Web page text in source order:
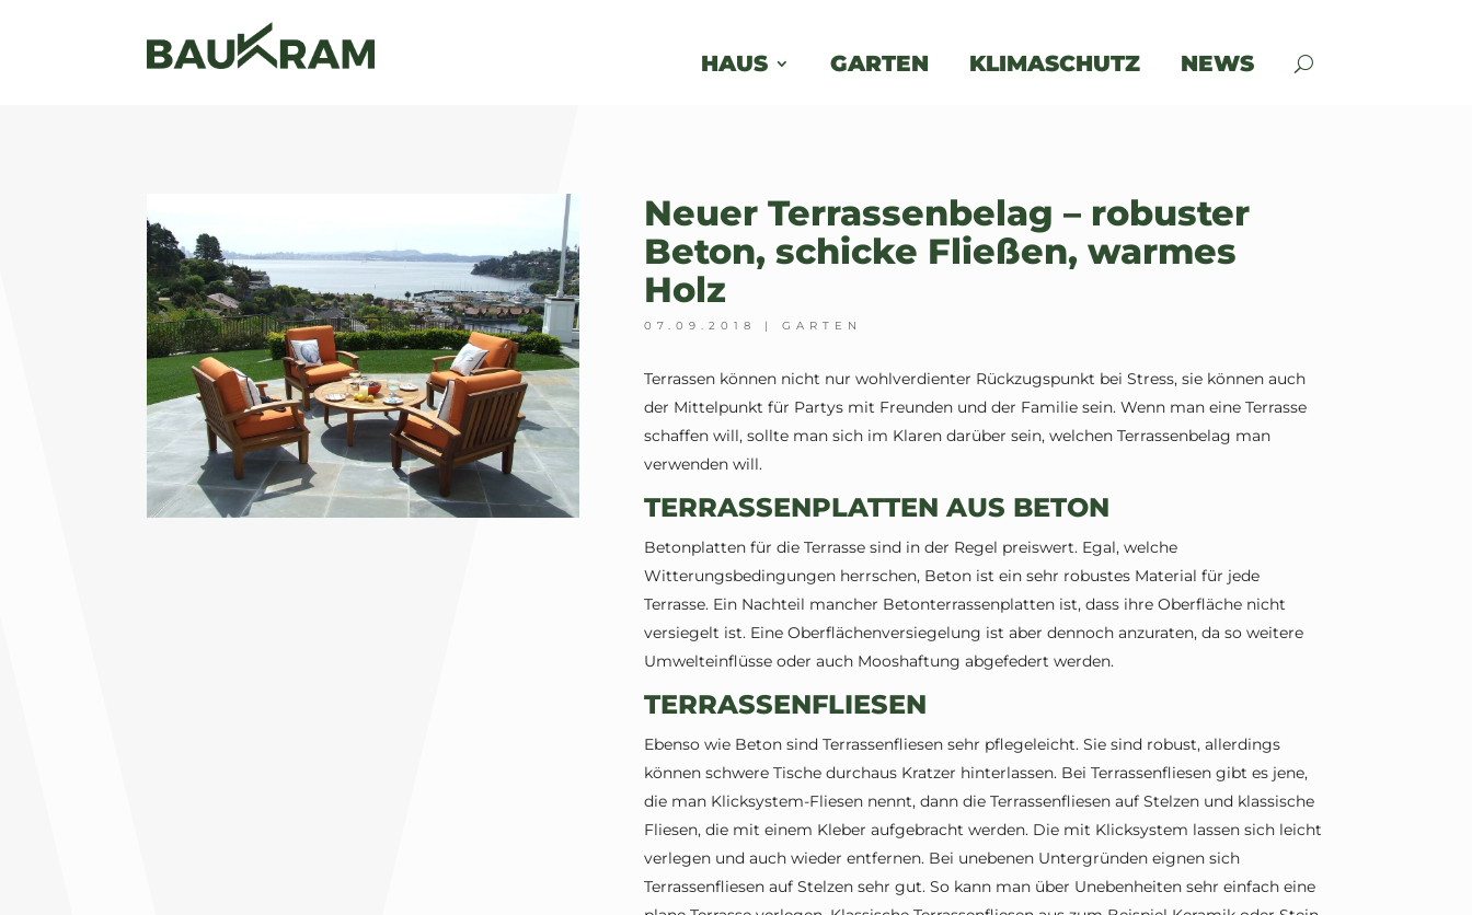
HAUS GARTEN KLIMASCHUTZ NEWS
Neuer Terrassenbelag – robuster
Beton, schicke Fließen, warmes
Holz
07.09.2018 |GARTEN
Terrassen können nicht nur wohlverdienter Rückzugspunkt bei Stress, sie können auch
der Mittelpunkt für Partys mit Freunden und der Familie sein. Wenn man eine Terrasse
schaffen will, sollte man sich im Klaren darüber sein, welchen Terrassenbelag man
verwenden will.
TERRASSENPLATTEN AUS BETON
Betonplatten für die Terrasse sind in der Regel preiswert. Egal, welche
Witterungsbedingungen herrschen, Beton ist ein sehr robustes Material für jede
Terrasse. Ein Nachteil mancher Betonterrassenplatten ist, dass ihre Oberfläche nicht
versiegelt ist. Eine Oberflächenversiegelung ist aber dennoch anzuraten, da so weitere
Umwelteinflüsse oder auch Mooshaftung abgefedert werden.
TERRASSENFLIESEN
Ebenso wie Beton sind Terrassenfliesen sehr pflegeleicht. Sie sind robust, allerdings
können schwere Tische durchaus Kratzer hinterlassen. Bei Terrassenfliesen gibt es jene,
die man Klicksystem-Fliesen nennt, dann die Terrassenfliesen auf Stelzen und klassische
Fliesen, die mit einem Kleber aufgebracht werden. Die mit Klicksystem lassen sich leicht
verlegen und auch wieder entfernen. Bei unebenen Untergründen eignen sich
Terrassenfliesen auf Stelzen sehr gut. So kann man über Unebenheiten sehr einfach eine